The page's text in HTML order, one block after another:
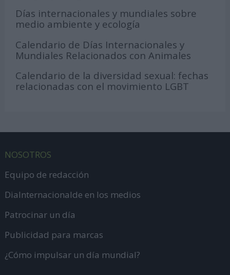
Días internacionales y mundiales sobre
medio ambiente y ecología
Calendario de Días Internacionales y
Mundiales Relacionados con Animales
Calendario de la diversidad sexual: fechas
relacionadas con el movimiento LGBT
NOSOTROS
Equipo de redacción
DiaInternacionalde en los medios
Patrocinar un día
Publicidad para marcas
¿Cómo impulsar un día mundial?